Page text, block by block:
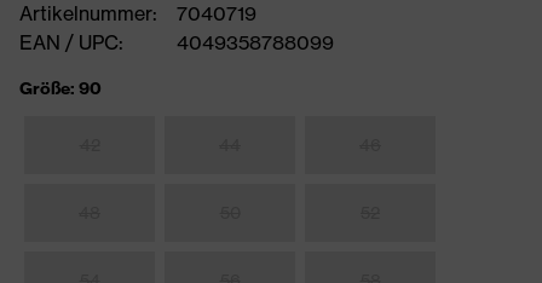
Artikelnummer:
7040719
EAN / UPC:
4049358788099
Größe: 90